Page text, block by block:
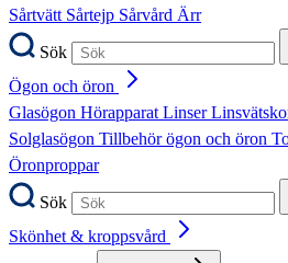
Sårtvätt Sårtejp Sårvård Ärr
Sök
Ögon och öron
Glasögon HörapparatLinser
Solglasögon Tillbehör ögon och öron
Öronproppar
Sök
Skönhet & kroppsvård